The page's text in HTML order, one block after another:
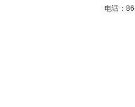
电话：